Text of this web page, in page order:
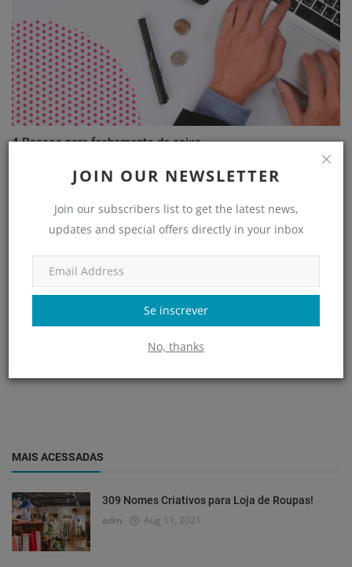
JOIN OUR NEWSLETTER
Join our subscribers list to get the latest news,
updates and special offers directly in your inbox
Se inscrever
No, thanks
4 Passos para fechamento de caixa
MAIS ACESSADAS
309 Nomes Criativos para Loja de Roupas!
adm Aug 11, 2021